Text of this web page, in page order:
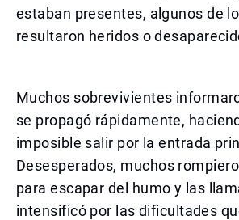
estaban presentes, algunos de
resultaron heridos o
Muchos sobrevivientes
se propagó rápidamente,
imposible salir por la entrada
Desesperados, muchos
para escapar del humo y las
intensificó por las dificultades